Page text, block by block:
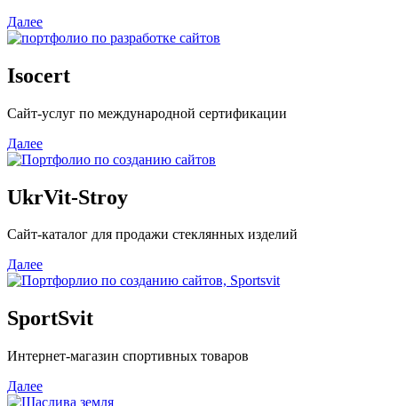
Далее
Isocert
Сайт-услуг по международной сертификации
Далее
UkrVit-Stroy
Сайт-каталог для продажи стеклянных изделий
Далее
SportSvit
Интернет-магазин спортивных товаров
Далее